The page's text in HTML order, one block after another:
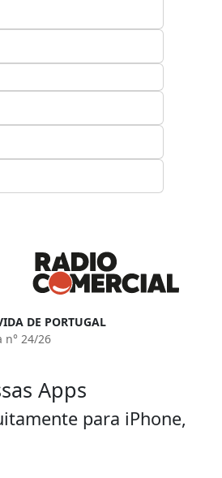
DE PORTUGAL
n° 24/26
Apps
para iPhone,